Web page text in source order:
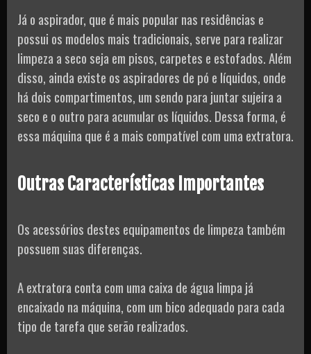
Já o aspirador, que é mais popular nas residências e
possui os modelos mais tradicionais, serve para realizar
limpeza a seco seja em pisos, carpetes e estofados. Além
disso, ainda existe os aspiradores de pó e líquidos, onde
há dois compartimentos, um sendo para juntar sujeira a
seco e o outro para acumular os líquidos. Dessa forma, é
essa máquina que é a mais compatível com uma extratora.
Outras Características Importantes
Os acessórios destes equipamentos de limpeza também
possuem suas diferenças.
A extratora conta com uma caixa de água limpa já
encaixado na máquina, com um bico adequado para cada
tipo de tarefa que serão realizados.